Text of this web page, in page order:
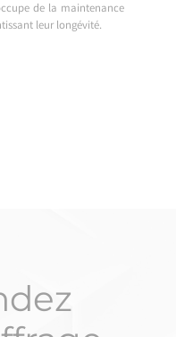
de la maintenance
leur longévité.